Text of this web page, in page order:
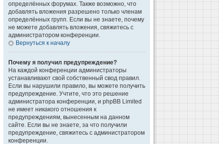
определённых форумах. Также возможно, что
добавлять вложения разрешено только членам
определённых групп. Если вы не знаете, почему
не можете добавлять вложения, свяжитесь с
администратором конференции.
Вернуться к началу
Почему я получил предупреждение?
На каждой конференции администраторы
устанавливают свой собственный свод правил.
Если вы нарушили правило, вы можете получить
предупреждение. Учтите, что это решение
администратора конференции, и phpBB Limited
не имеет никакого отношения к
предупреждениям, вынесенным на данном
сайте. Если вы не знаете, за что получили
предупреждение, свяжитесь с администратором
конференции.